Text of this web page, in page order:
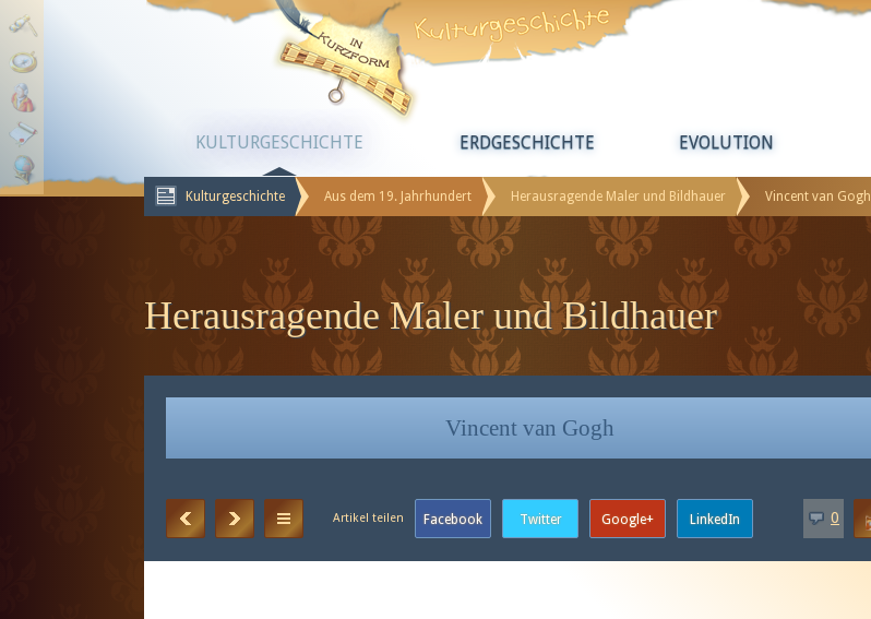
KULTURGESCHICHTE ERDGESCHICHTE EVOLUTION
Kulturgeschichte Aus dem 19. Jahrhundert Herausragende Maler und Bildhauer Vincent van Gogh
Herausragende Maler und Bildhauer
Vincent van Gogh
0